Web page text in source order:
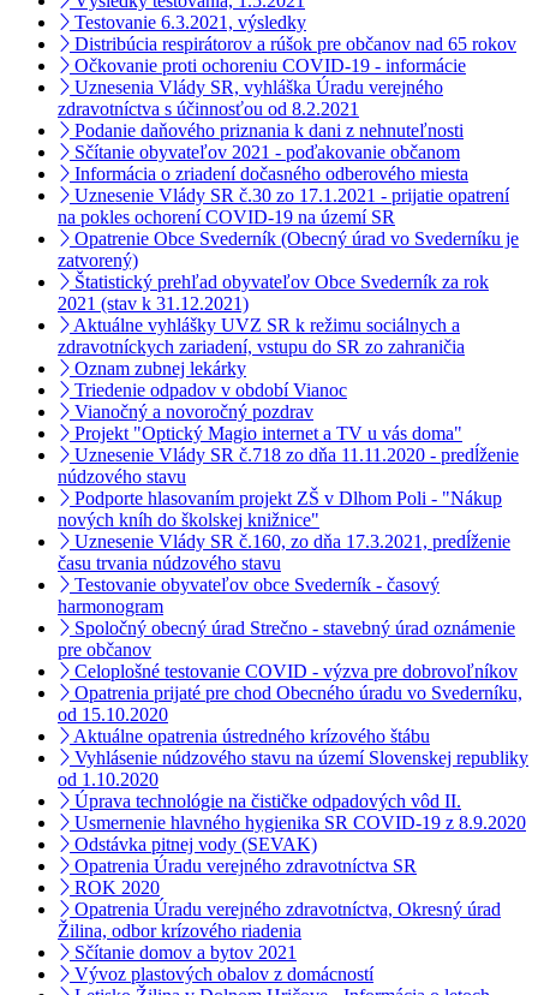
Testovanie 6.3.2021, výsledky
Distribúcia respirátorov a rúšok pre občanov nad 65 rokov
Očkovanie proti ochoreniu COVID-19 - informácie
Uznesenia Vlády SR, vyhláška Úradu verejného
zdravotníctva s účinnosťou od 8.2.2021
Podanie daňového priznania k dani z nehnuteľnosti
Sčítanie obyvateľov 2021 - poďakovanie občanom
Informácia o zriadení dočasného odberového miesta
Uznesenie Vlády SR č.30 zo 17.1.2021 - prijatie opatrení
na pokles ochorení COVID-19 na území SR
Opatrenie Obce Svederník (Obecný úrad vo Svederníku je
zatvorený)
Štatistický prehľad obyvateľov Obce Svederník za rok
2021 (stav k 31.12.2021)
Aktuálne vyhlášky UVZ SR k režimu sociálnych a
zdravotníckych zariadení, vstupu do SR zo zahraničia
Oznam zubnej lekárky
Triedenie odpadov v období Vianoc
Vianočný a novoročný pozdrav
Projekt "Optický Magio internet a TV u vás doma"
Uznesenie Vlády SR č.718 zo dňa 11.11.2020 - predĺženie
núdzového stavu
Podporte hlasovaním projekt ZŠ v Dlhom Poli - "Nákup
nových kníh do školskej knižnice"
Uznesenie Vlády SR č.160, zo dňa 17.3.2021, predĺženie
času trvania núdzového stavu
Testovanie obyvateľov obce Svederník - časový
harmonogram
Spoločný obecný úrad Strečno - stavebný úrad oznámenie
pre občanov
Celoplošné testovanie COVID - výzva pre dobrovoľníkov
Opatrenia prijaté pre chod Obecného úradu vo Svederníku,
od 15.10.2020
Aktuálne opatrenia ústredného krízového štábu
Vyhlásenie núdzového stavu na území Slovenskej republiky
od 1.10.2020
Úprava technológie na čističke odpadových vôd II.
Usmernenie hlavného hygienika SR COVID-19 z 8.9.2020
Odstávka pitnej vody (SEVAK)
Opatrenia Úradu verejného zdravotníctva SR
ROK 2020
Opatrenia Úradu verejného zdravotníctva, Okresný úrad
Žilina, odbor krízového riadenia
Sčítanie domov a bytov 2021
Vývoz plastových obalov z domácností